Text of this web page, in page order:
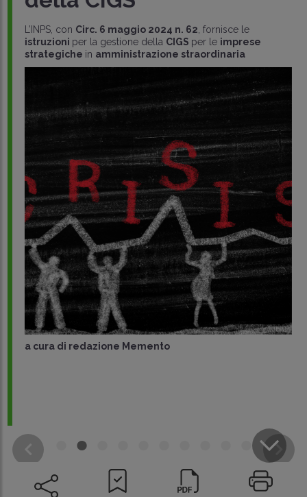
L’INPS, conCirc. 6 maggio 2024 n. 62, fornisce le
istruzioniper la gestione della CIGSper leimprese
strategicheinamministrazione straordinaria
a cura diredazione Memento